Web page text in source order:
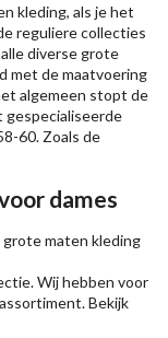
kleding, als je het
reguliere collecties
diverse grote
met de maatvoering
algemeen stopt de
gespecialiseerde
60. Zoals de
dames
maten kleding
Wij hebben voor
Bekijk